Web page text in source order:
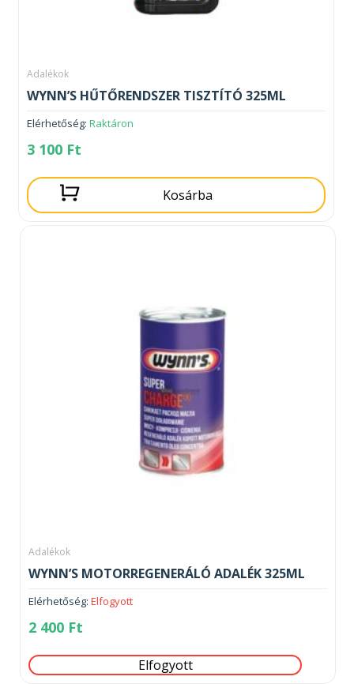
Adalékok
WYNN’S HŰTŐRENDSZER TISZTÍTÓ 325ML
Elérhetőség: Raktáron
3 100 Ft
Kosárba
Adalékok
WYNN’S MOTORREGENERÁLÓ ADALÉK 325ML
Elérhetőség: Elfogyott
2 400 Ft
Elfogyott